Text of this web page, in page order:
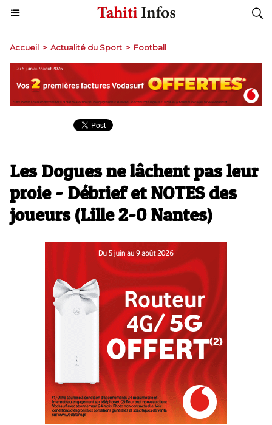
Accueil > Actualité du Sport > Football
Les Dogues ne lâchent pas leur
proie - Débrief et NOTES des
joueurs (Lille 2-0 Nantes)